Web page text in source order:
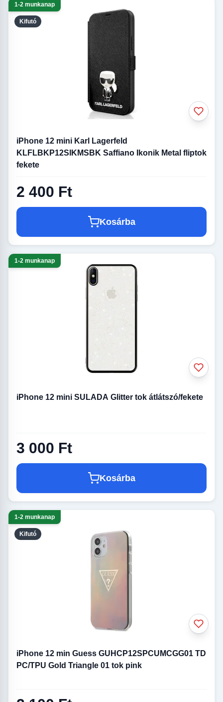
Kifutó
1-2 munkanap
iPhone 12 mini Karl Lagerfeld
KLFLBKP12SIKMSBK Saffiano Ikonik Metal fliptok
fekete
2 400 Ft
Kosárba
1-2 munkanap
iPhone 12 mini SULADA Glitter tok átlátszó/fekete
3 000 Ft
Kosárba
Kifutó
1-2 munkanap
iPhone 12 min Guess GUHCP12SPCUMCGG01 TD
PC/TPU Gold Triangle 01 tok pink